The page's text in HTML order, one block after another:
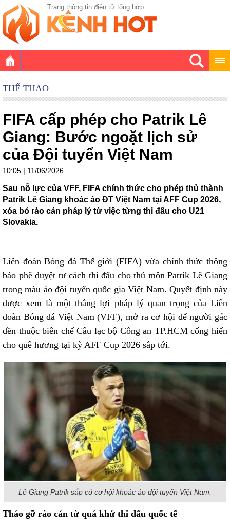
Trang thông tin điện tử tổng hợp
THỂ THAO
FIFA cấp phép cho Patrik Lê
Giang: Bước ngoặt lịch sử
của Đội tuyển Việt Nam
10:05 | 11/06/2026
Sau nỗ lực của VFF, FIFA chính thức cho phép thủ thành
Patrik Lê Giang khoác áo ĐT Việt Nam tại AFF Cup 2026,
xóa bỏ rào cản pháp lý từ việc từng thi đấu cho U21
Slovakia.
Liên đoàn Bóng đá Thế giới (FIFA) vừa chính thức thông
báo phê duyệt tư cách thi đấu cho thủ môn Patrik Lê Giang
trong màu áo đội tuyển quốc gia Việt Nam. Quyết định này
được xem là một thắng lợi pháp lý quan trọng của Liên
đoàn Bóng đá Việt Nam (VFF), mở ra cơ hội để người gác
đền thuộc biên chế Câu lạc bộ Công an TP.HCM cống hiến
cho quê hương tại kỳ AFF Cup 2026 sắp tới.
Lê Giang Patrik sắp có cơ hội khoác áo đội tuyển Việt Nam.
Tháo gỡ rào cản từ quá khứ thi đấu quốc tế